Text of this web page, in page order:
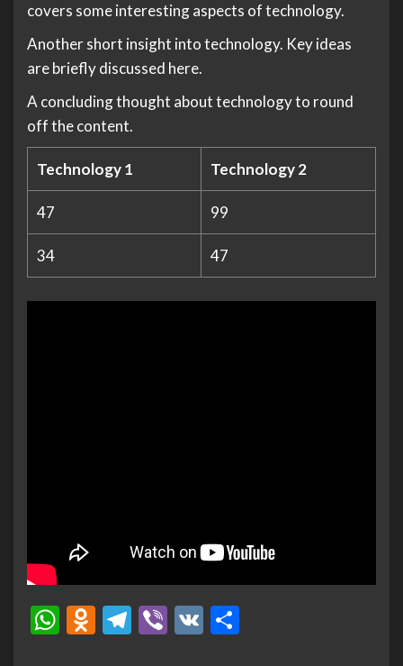
covers some interesting aspects of technology.
Another short insight into technology. Key ideas
are briefly discussed here.
A concluding thought about technology to round
off the content.
Technology 1 Technology 2
47 99
34 47
WhatsApp
Odnoklassniki
Telegram
Viber
VK